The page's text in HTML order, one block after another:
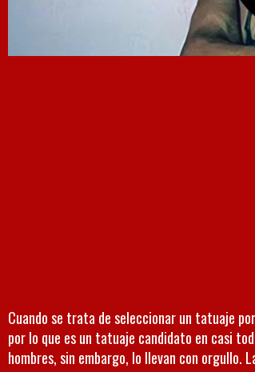
Cuando se trata de seleccionar un tatuaje
por lo que es un tatuaje candidato en casi
hombres, sin embargo, lo llevan con orgullo.